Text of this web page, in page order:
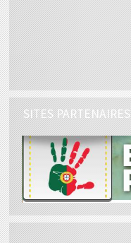
SITES PARTENAIRES